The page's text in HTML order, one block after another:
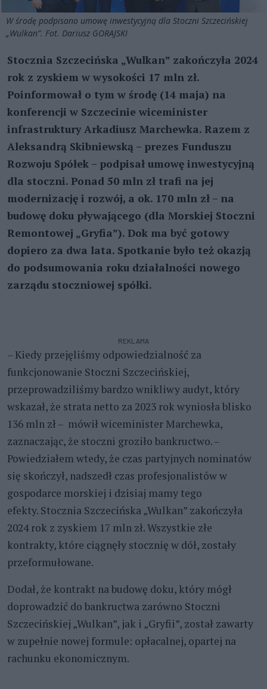
W środę podpisano umowę inwestycyjną dla Stoczni Szczecińskiej
„Wulkan”. Fot. Dariusz GORAJSKI
Stocznia Szczecińska „Wulkan” zakończyła 2024
rok z zyskiem w wysokości 17 mln zł.
Poinformował o tym w środę (14 maja) na
konferencji w Szczecinie wiceminister
infrastruktury Arkadiusz Marchewka. Razem z
Aleksandrą Skibniewską – prezes Funduszu
Rozwoju Spółek – podpisał umowę inwestycyjną
dla stoczni. Ponad 50 mln zł trafi na jej
modernizację i rozwój, a ok. 170 mln zł – na
budowę doku pływającego (dla Morskiej Stoczni
Remontowej „Gryfia”). Dok ma być gotowy
dopiero za dwa lata. Spotkanie było też okazją
do podsumowania roku działalności nowego
zarządu stoczniowej spółki.
REKLAMA
– Kiedy przejęliśmy odpowiedzialność za
funkcjonowanie Stoczni Szczecińskiej,
przeprowadziliśmy bardzo wnikliwy audyt, który
wskazał, że strata netto za 2023 rok wyniosła blisko
136 mln zł – mówił wiceminister Marchewka,
zaznaczając, że stoczni groziło bankructwo. –
Powiedziałem wtedy, że czas partyjnych nominatów
się skończył, nadszedł czas profesjonalistów w
gospodarce morskiej i dzisiaj mamy tego
efekty. Stocznia Szczecińska „Wulkan” zakończyła
2024 rok z zyskiem 17 mln zł. Wszystkie złe
kontrakty, które ciągnęły stocznię w dół, zostały
przeformułowane.
Dodał, że kontrakt na budowę doku, który mógł
doprowadzić do bankructwa zarówno Stoczni
Szczecińskiej „Wulkan”, jak i „Gryfii”, został zawarty
w zupełnie nowej formule: opłacalnej, opartej na
rachunku ekonomicznym.